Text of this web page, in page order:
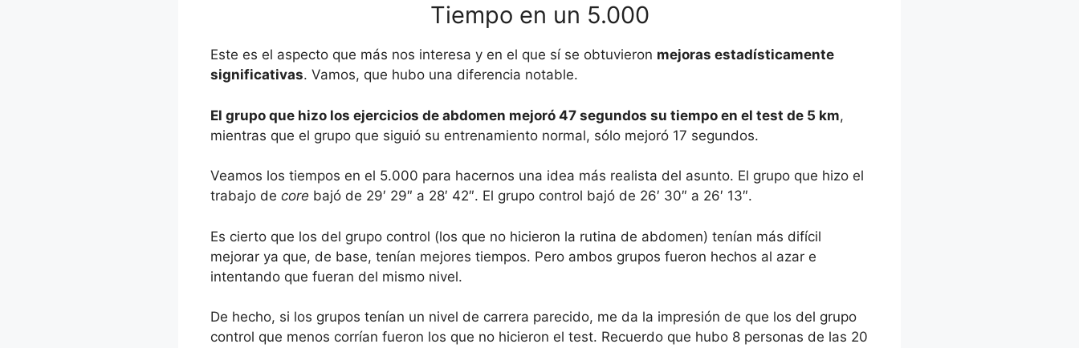
Tiempo en un 5.000
Este es el aspecto que más nos interesa y en el que sí se obtuvieron mejoras estadísticamente
significativas. Vamos, que hubo una diferencia notable.
El grupo que hizo los ejercicios de abdomen mejoró 47 segundos su tiempo en el test de 5 km,
mientras que el grupo que siguió su entrenamiento normal, sólo mejoró 17 segundos.
Veamos los tiempos en el 5.000 para hacernos una idea más realista del asunto. El grupo que hizo el
trabajo de core bajó de 29′ 29″ a 28′ 42″. El grupo control bajó de 26′ 30″ a 26′ 13″.
Es cierto que los del grupo control (los que no hicieron la rutina de abdomen) tenían más difícil
mejorar ya que, de base, tenían mejores tiempos. Pero ambos grupos fueron hechos al azar e
intentando que fueran del mismo nivel.
De hecho, si los grupos tenían un nivel de carrera parecido, me da la impresión de que los del grupo
control que menos corrían fueron los que no hicieron el test. Recuerdo que hubo 8 personas de las 20